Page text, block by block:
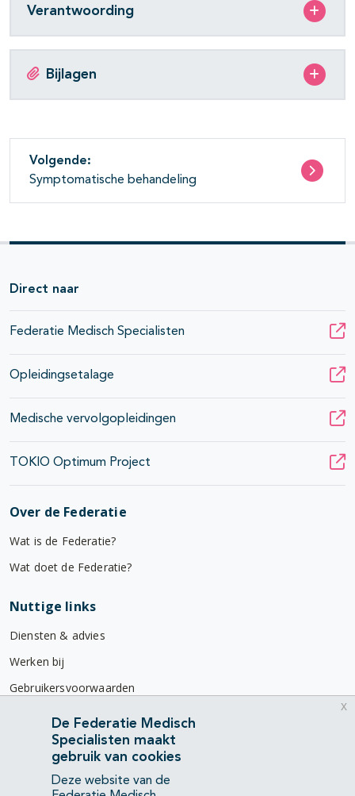
Verantwoording
Bijlagen
Volgende:
Symptomatische behandeling
Direct naar
Federatie Medisch Specialisten
Opleidingsetalage
Medische vervolgopleidingen
TOKIO Optimum Project
Over de Federatie
Wat is de Federatie?
Wat doet de Federatie?
Nuttige links
Diensten & advies
Werken bij
Gebruikersvoorwaarden
Privacyverklaring
Contact
Mercatorlaan 1200
De Federatie Medisch
Specialisten maakt
gebruik van cookies
Deze website van de
x